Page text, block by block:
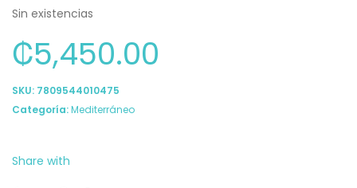
Sin existencias
₡5,450.00
SKU: 7809544010475
Categoría:Mediterráneo
Share with